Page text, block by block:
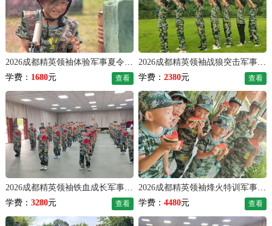
2026成都精英领袖体验军事夏令营（7天）
学费： 1680元 查看
2026成都精英领袖战狼突击军事夏令营（10天）
学费：2380元 查看
2026成都精英领袖铁血成长军事夏令营（14天）
学费： 3280元 查看
学费：4480元 查看